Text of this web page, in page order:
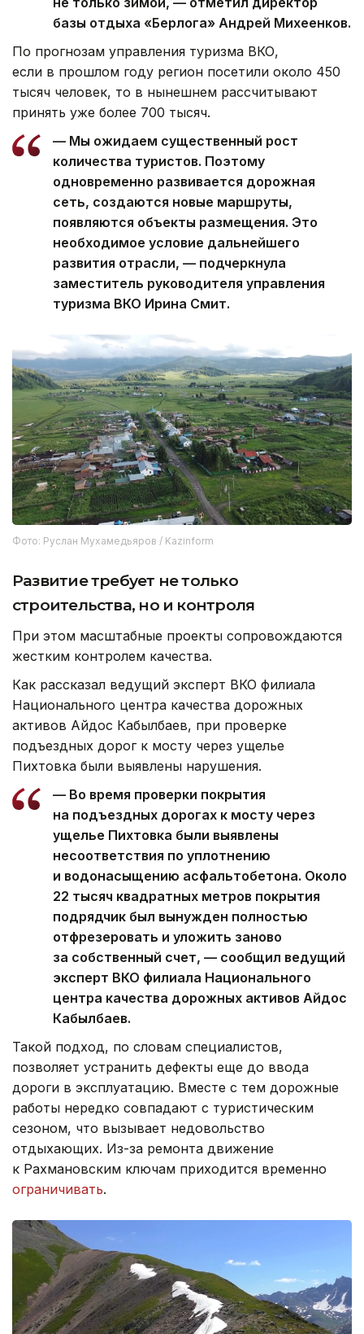
базы отдыха «Берлога» Андрей Михеенков.
По прогнозам управления туризма ВКО,
если в прошлом году регион посетили около 450
тысяч человек, то в нынешнем рассчитывают
принять уже более 700 тысяч.
— Мы ожидаем существенный рост
количества туристов. Поэтому
одновременно развивается дорожная
сеть, создаются новые маршруты,
появляются объекты размещения. Это
необходимое условие дальнейшего
развития отрасли, — подчеркнула
заместитель руководителя управления
туризма ВКО Ирина Смит.
Фото: Руслан Мухамедьяров / Kazinform
Развитие требует не только
строительства, но и контроля
При этом масштабные проекты сопровождаются
жестким контролем качества.
Как рассказал ведущий эксперт ВКО филиала
Национального центра качества дорожных
активов Айдос Кабылбаев, при проверке
подъездных дорог к мосту через ущелье
Пихтовка были выявлены нарушения.
— Во время проверки покрытия
на подъездных дорогах к мосту через
ущелье Пихтовка были выявлены
несоответствия по уплотнению
и водонасыщению асфальтобетона. Около
22 тысяч квадратных метров покрытия
подрядчик был вынужден полностью
отфрезеровать и уложить заново
за собственный счет, — сообщил ведущий
эксперт ВКО филиала Национального
центра качества дорожных активов Айдос
Кабылбаев.
Такой подход, по словам специалистов,
позволяет устранить дефекты еще до ввода
дороги в эксплуатацию. Вместе с тем дорожные
работы нередко совпадают с туристическим
сезоном, что вызывает недовольство
отдыхающих. Из-за ремонта движение
к Рахмановским ключам приходится временно
ограничивать.